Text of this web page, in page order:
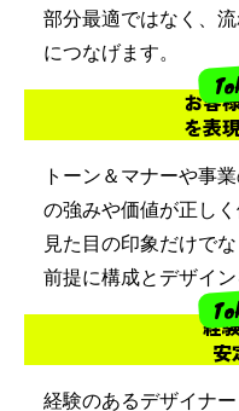
部分最適ではなく、
につなげます。
お客
を表
トーン＆マナーや事
の強みや価値が正し
見た目の印象だけで
前提に構成とデザイン
経
安
経験のあるデザイナ